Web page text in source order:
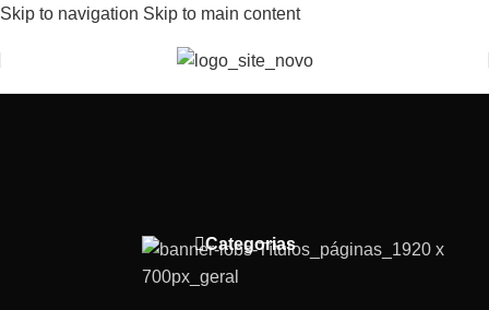
Skip to navigation Skip to main content
Bem-Vindo(a) a Lobs Store
Categorias